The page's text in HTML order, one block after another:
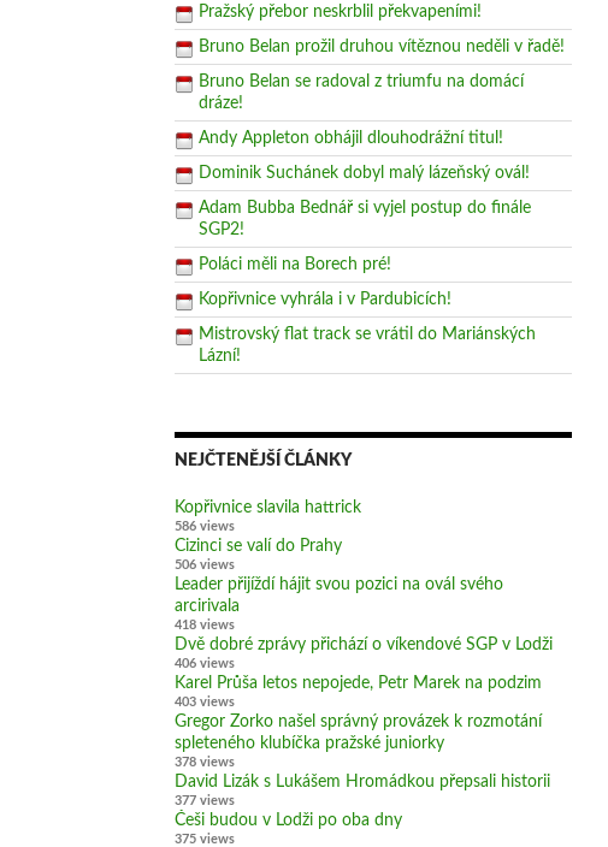
Pražský přebor neskrblil překvapeními!
Bruno Belan prožil druhou vítěznou neděli v řadě!
Bruno Belan se radoval z triumfu na domácí
dráze!
Andy Appleton obhájil dlouhodrážní titul!
Dominik Suchánek dobyl malý lázeňský ovál!
Adam Bubba Bednář si vyjel postup do finále
SGP2!
Poláci měli na Borech pré!
Kopřivnice vyhrála i v Pardubicích!
Mistrovský flat track se vrátil do Mariánských
Lázní!
NEJČTENĚJŠÍ ČLÁNKY
Kopřivnice slavila hattrick
586 views
Cizinci se valí do Prahy
506 views
Leader přijíždí hájit svou pozici na ovál svého
arcirivala
418 views
Dvě dobré zprávy přichází o víkendové SGP v Lodži
406 views
Karel Průša letos nepojede, Petr Marek na podzim
403 views
Gregor Zorko našel správný provázek k rozmotání
spleteného klubíčka pražské juniorky
378 views
David Lizák s Lukášem Hromádkou přepsali historii
377 views
Češi budou v Lodži po oba dny
375 views